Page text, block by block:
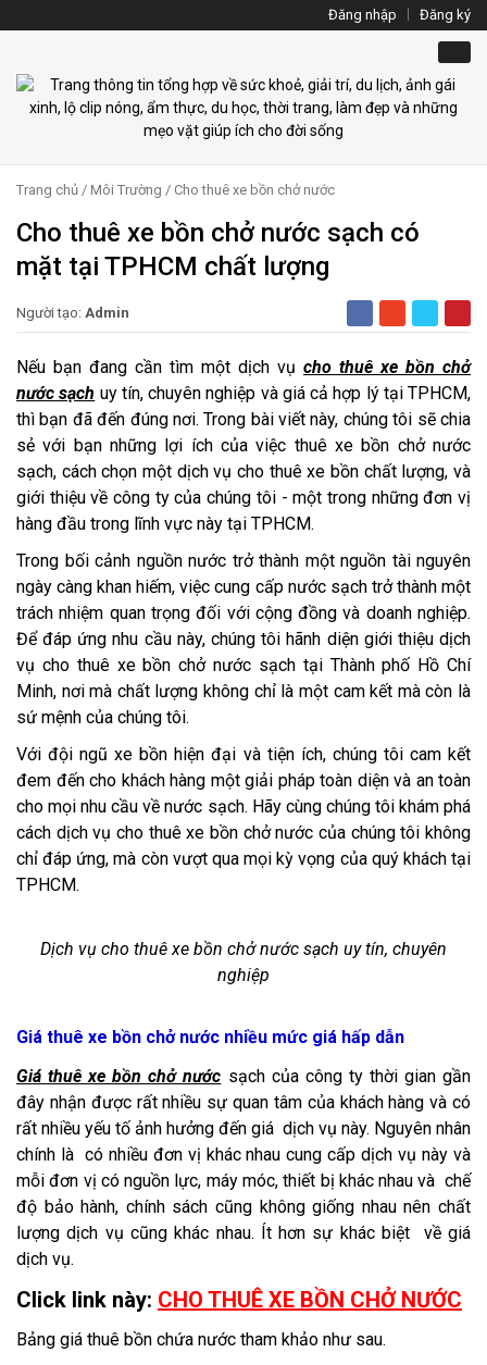
Đăng nhập Đăng ký
Trang chủ / Môi Trường / Cho thuê xe bồn chở nước
Cho thuê xe bồn chở nước sạch có
mặt tại TPHCM chất lượng
Người tạo: Admin
Nếu bạn đang cần tìm một dịch vụ cho thuê xe bồn chở
nước sạch uy tín, chuyên nghiệp và giá cả hợp lý tại TPHCM,
thì bạn đã đến đúng nơi. Trong bài viết này, chúng tôi sẽ chia
sẻ với bạn những lợi ích của việc thuê xe bồn chở nước
sạch, cách chọn một dịch vụ cho thuê xe bồn chất lượng, và
giới thiệu về công ty của chúng tôi - một trong những đơn vị
hàng đầu trong lĩnh vực này tại TPHCM.
Trong bối cảnh nguồn nước trở thành một nguồn tài nguyên
ngày càng khan hiếm, việc cung cấp nước sạch trở thành một
trách nhiệm quan trọng đối với cộng đồng và doanh nghiệp.
Để đáp ứng nhu cầu này, chúng tôi hãnh diện giới thiệu dịch
vụ cho thuê xe bồn chở nước sạch tại Thành phố Hồ Chí
Minh, nơi mà chất lượng không chỉ là một cam kết mà còn là
sứ mệnh của chúng tôi.
Với đội ngũ xe bồn hiện đại và tiện ích, chúng tôi cam kết
đem đến cho khách hàng một giải pháp toàn diện và an toàn
cho mọi nhu cầu về nước sạch. Hãy cùng chúng tôi khám phá
cách dịch vụ cho thuê xe bồn chở nước của chúng tôi không
chỉ đáp ứng, mà còn vượt qua mọi kỳ vọng của quý khách tại
TPHCM.
Dịch vụ cho thuê xe bồn chở nước sạch uy tín, chuyên
nghiệp
Giá thuê xe bồn chở nước nhiều mức giá hấp dẫn
Giá thuê xe bồn chở nước sạch của công ty thời gian gần
đây nhận được rất nhiều sự quan tâm của khách hàng và có
rất nhiều yếu tố ảnh hưởng đến giá dịch vụ này. Nguyên nhân
chính là có nhiều đơn vị khác nhau cung cấp dịch vụ này và
mỗi đơn vị có nguồn lực, máy móc, thiết bị khác nhau và chế
độ bảo hành, chính sách cũng không giống nhau nên chất
lượng dịch vụ cũng khác nhau. Ít hơn sự khác biệt về giá
dịch vụ.
Click link này: CHO THUÊ XE BỒN CHỞ NƯỚC
Bảng giá thuê bồn chứa nước tham khảo như sau.